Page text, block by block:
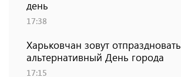
день
17:38
Харьковчан зовут отпраздновать
альтернативный День города
17:15